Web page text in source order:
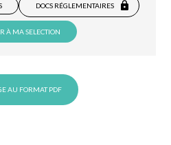
DOCS RÉGLEMENTAIRES
À MA SELECTION
AU FORMAT PDF